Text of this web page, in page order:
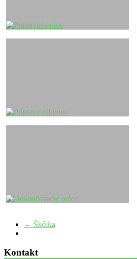
← Škôlka
Kontakt